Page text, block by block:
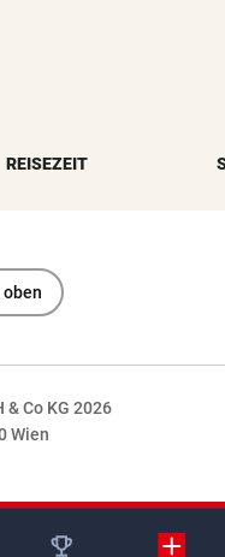
REISEZEIT
oben
Co KG 2026
Wien